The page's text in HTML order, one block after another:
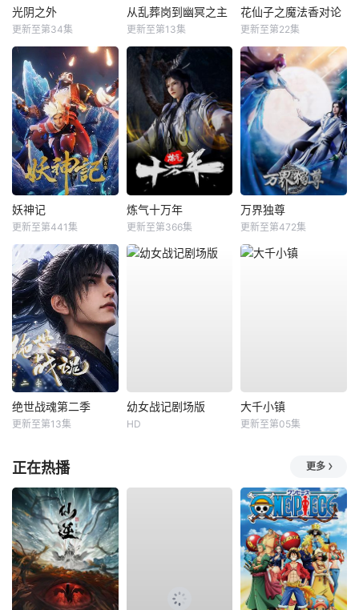
光阴之外
更新至第34集
从乱葬岗到幽冥之主
更新至第13集
花仙子之魔法香对论
更新至第22集
妖神记
更新至第441集
炼气十万年
更新至第366集
万界独尊
更新至第472集
绝世战魂第二季
更新至第13集
幼女战记剧场版
HD
大千小镇
更新至第05集
正在热播 更多